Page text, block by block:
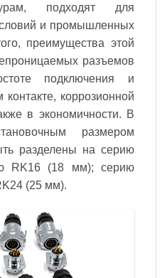
подходят для
и промышленных
преимущества этой
разъемов
подключения и
коррозионной
в экономичности. В
размером
разделены на серию
RK16 (18 мм); серию
(25 мм).